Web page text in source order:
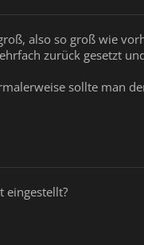
also so groß wie
zurück gesetzt
sollte man
eingestellt?